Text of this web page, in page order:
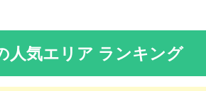
人気エリア ランキング